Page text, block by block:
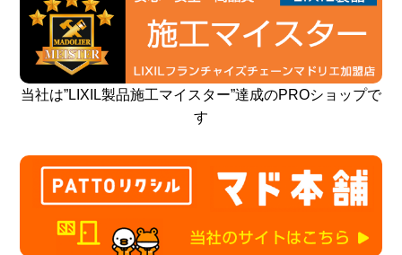
当社は”LIXIL製品施工マイスター”達成のPROショップで
す